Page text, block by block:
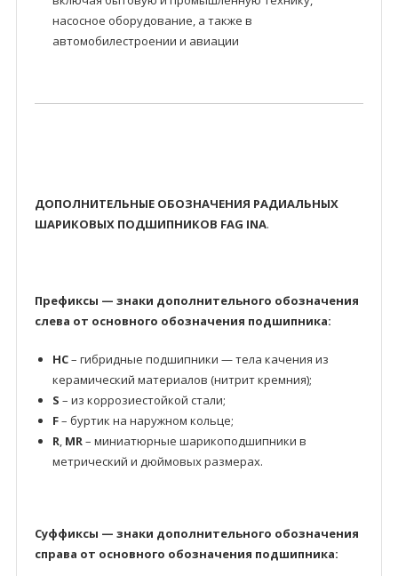
насосное оборудование, а также в
автомобилестроении и авиации
ДОПОЛНИТЕЛЬНЫЕ ОБОЗНАЧЕНИЯ РАДИАЛЬНЫХ
ШАРИКОВЫХ ПОДШИПНИКОВ FAG INA.
Префиксы — знаки дополнительного обозначения
слева от основного обозначения подшипника:
HC– гибридные подшипники — тела качения из
керамический материалов (нитрит кремния);
S – из коррозиестойкой стали;
F– буртик на наружном кольце;
R, MR– миниатюрные шарикоподшипники в
метрический и дюймовых размерах.
Суффиксы — знаки дополнительного обозначения
справа от основного обозначения подшипника: